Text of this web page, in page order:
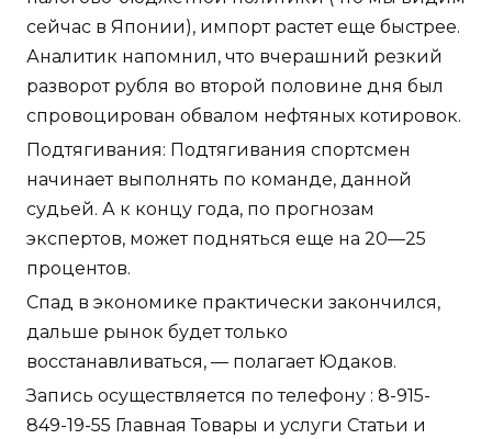
сейчас в Японии), импорт растет еще быстрее.
Аналитик напомнил, что вчерашний резкий
разворот рубля во второй половине дня был
спровоцирован обвалом нефтяных котировок.
Подтягивания: Подтягивания спортсмен
начинает выполнять по команде, данной
судьей. А к концу года, по прогнозам
экспертов, может подняться еще на 20—25
процентов.
Спад в экономике практически закончился,
дальше рынок будет только
восстанавливаться, — полагает Юдаков.
Запись осуществляется по телефону : 8-915-
849-19-55 Главная Товары и услуги Статьи и